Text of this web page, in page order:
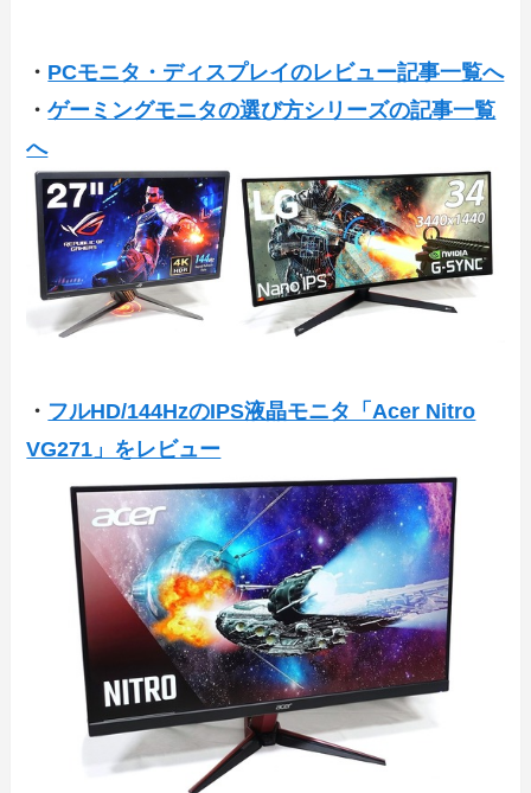
・ PCモニタ・ディスプレイのレビュー記事一覧へ
・ゲーミングモニタの選び方シリーズの記事一覧
へ
・ フルHD/144HzのIPS液晶モニタ「Acer Nitro
VG271」をレビュー